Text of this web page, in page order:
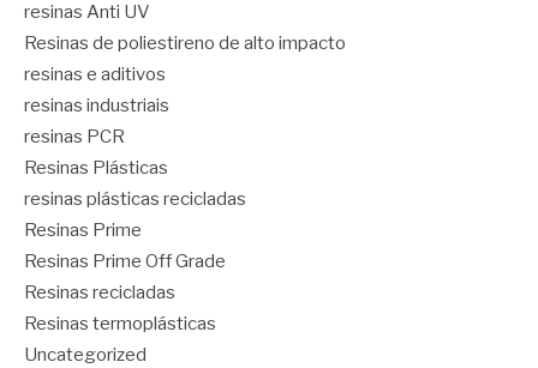
resinas Anti UV
Resinas de poliestireno de alto impacto
resinas e aditivos
resinas industriais
resinas PCR
Resinas Plásticas
resinas plásticas recicladas
Resinas Prime
Resinas Prime Off Grade
Resinas recicladas
Resinas termoplásticas
Uncategorized